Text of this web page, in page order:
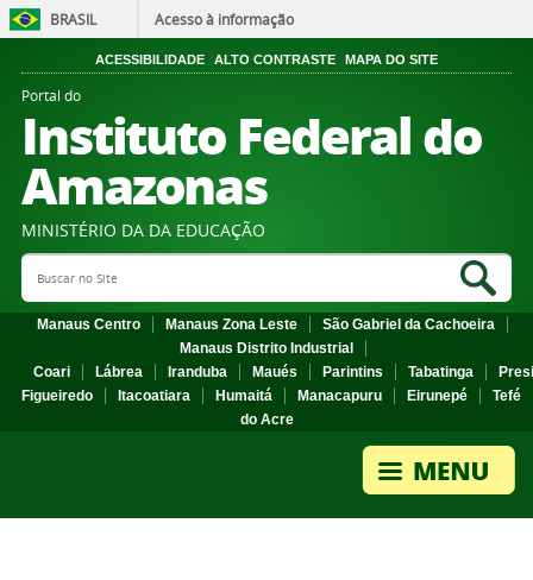
BRASIL Acesso à informação
ACESSIBILIDADE ALTO CONTRASTE MAPA DO SITE
Portal do
Instituto Federal do
Amazonas
MINISTÉRIO DA DA EDUCAÇÃO
Search Site
Manaus Centro Manaus Zona Leste
São Gabriel da Cachoeira
Manaus Distrito Industrial
Coari
Lábrea Iranduba Maués Parintins Tabatinga
Figueiredo
Itacoatiara Humaitá Manacapuru Eirunepé
Tefé
do Acre